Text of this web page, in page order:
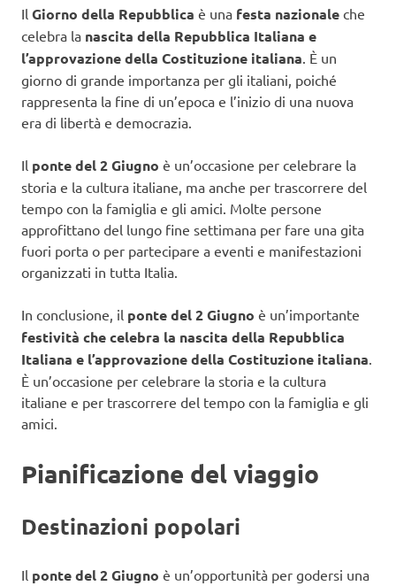
Il Giorno della Repubblica è una festa nazionale che
celebra la nascita della Repubblica Italiana e
l’approvazione della Costituzione italiana . È un
giorno di grande importanza per gli italiani, poiché
rappresenta la fine di un’epoca e l’inizio di una nuova
era di libertà e democrazia.
Il ponte del 2 Giugno è un’occasione per celebrare la
storia e la cultura italiane, ma anche per trascorrere del
tempo con la famiglia e gli amici. Molte persone
approfittano del lungo fine settimana per fare una gita
fuori porta o per partecipare a eventi e manifestazioni
organizzati in tutta Italia.
In conclusione, il ponte del 2 Giugno è un’importante
festività che celebra la nascita della Repubblica
Italiana e l’approvazione della Costituzione italiana
È un’occasione per celebrare la storia e la cultura
italiane e per trascorrere del tempo con la famiglia e gli
amici.
Pianificazione del viaggio
Destinazioni popolari
Il ponte del 2 Giugno è un’opportunità per godersi una